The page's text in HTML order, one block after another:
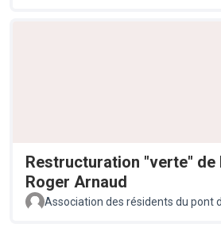
Restructuration "verte" de
Roger Arnaud
Association des résidents du pont